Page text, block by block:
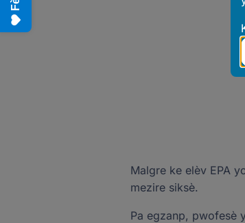
Malgre ke elèv EPA
mezire siksè.
Pa egzanp, pwofesè